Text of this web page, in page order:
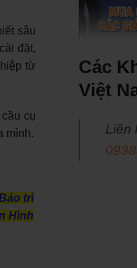
sâu
đặt,
từ
cụ
mình.
trì
Hình
Các
Việt
Liên